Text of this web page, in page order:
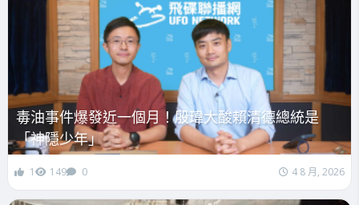
毒油事件爆發近一個月！殷瑋大酸賴清德總統是
「神隱少年」
1 149 0 4 8 月, 2026